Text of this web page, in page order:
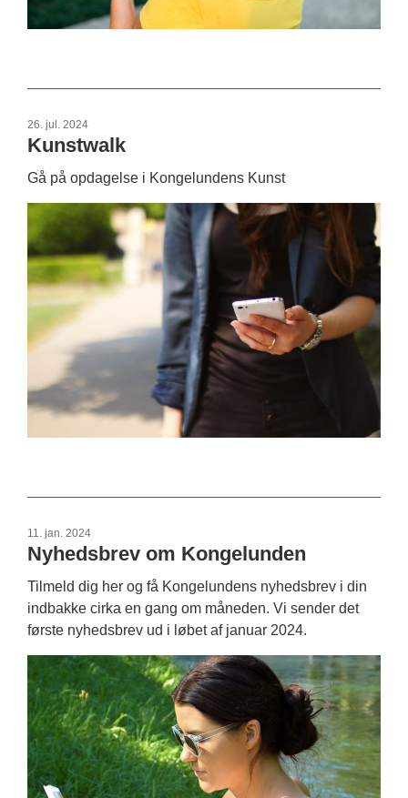
26. jul. 2024
Kunstwalk
Gå på opdagelse i Kongelundens Kunst
11. jan. 2024
Nyhedsbrev om Kongelunden
Tilmeld dig her og få Kongelundens nyhedsbrev i din
indbakke cirka en gang om måneden. Vi sender det
første nyhedsbrev ud i løbet af januar 2024.